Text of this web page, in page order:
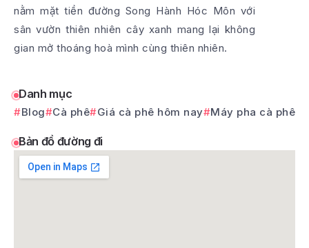
nằm mặt tiền đường Song Hành Hóc Môn với
sân vườn thiên nhiên cây xanh mang lại không
gian mở thoáng hoà mình cùng thiên nhiên.
Danh mục
Blog Cà phê Giá cà phê hôm nay Máy pha cà phê
Bản đồ đường đi